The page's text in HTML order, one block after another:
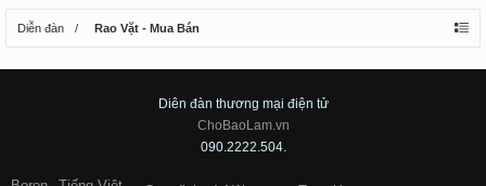
Diễn đàn Rao Vặt - Mua Bán
Diên đàn thương mại điện tử
ChoBaoLam.vn
090.2222.504.